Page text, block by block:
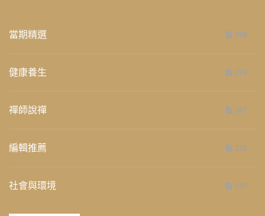
當期精選 658
健康養生 276
禪師說禪 267
編輯推薦 236
社會與環境 235